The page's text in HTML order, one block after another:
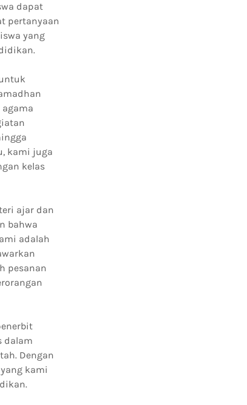
dapat
pertanyaan
yang
kami juga
kelas
ajar dan
bahwa
adalah
pesanan
dalam
Dengan
kami